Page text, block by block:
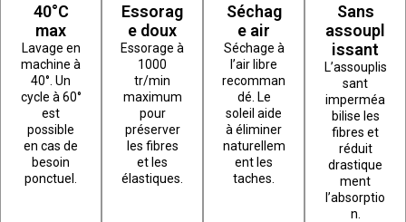
40°C
max
Lavage en
machine à
40°. Un
cycle à 60°
est
possible
en cas de
besoin
ponctuel.
Essorag
e doux
Essorage à
1000
tr/min
maximum
pour
préserver
les fibres
et les
élastiques.
Séchag
e air
Séchage à
l’air libre
recomman
dé. Le
soleil aide
à éliminer
naturellem
ent les
taches.
Sans
assoupl
issant
L’assouplis
sant
imperméa
bilise les
fibres et
réduit
drastique
ment
l’absorptio
n.